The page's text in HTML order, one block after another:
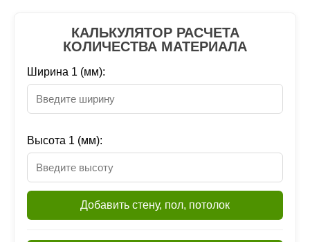
КАЛЬКУЛЯТОР РАСЧЕТА
КОЛИЧЕСТВА МАТЕРИАЛА
Ширина 1 (мм):
Высота 1 (мм):
Добавить стену, пол, потолок